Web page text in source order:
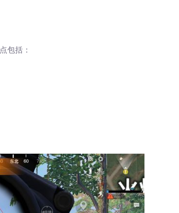
包括：